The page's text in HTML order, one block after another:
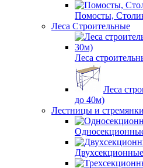
Помосты,
Леса Строительные
Леса
Леса
до 40м)
Лестницы и стремянки